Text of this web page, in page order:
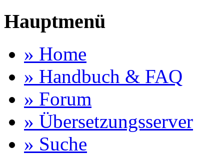
Hauptmenü
» Home
» Handbuch & FAQ
» Forum
» Übersetzungsserver
» Suche